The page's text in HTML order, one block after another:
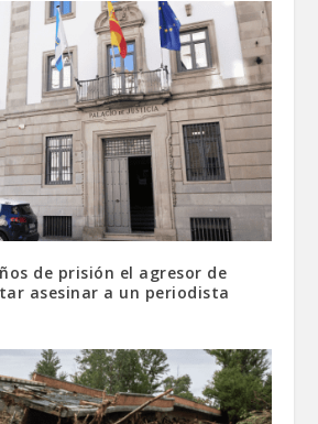
de prisión el agresor de
asesinar a un periodista